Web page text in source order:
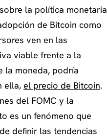
la política monetaria
de Bitcoin como
ven en las
viable frente a la
la moneda, podría
ella, el precio de Bitcoin.
del FOMC y la
es un fenómeno que
definir las tendencias